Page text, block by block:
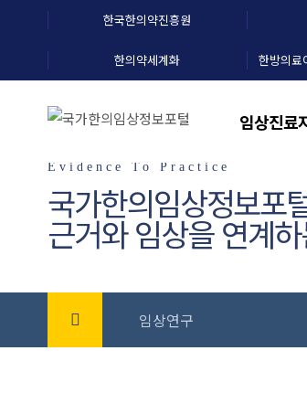
한국한의약진흥원
한의약세계화 한방의료
임상진료
Evidence To Practice
국가한의임상정보포
근거와 임상을 연계
임상연구